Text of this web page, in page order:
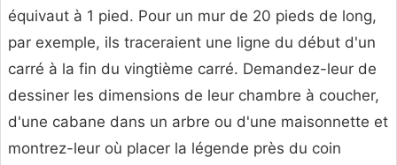
équivaut à 1 pied. Pour un mur de 20 pieds de long,
par exemple, ils traceraient une ligne du début d'un
carré à la fin du vingtième carré. Demandez-leur de
dessiner les dimensions de leur chambre à coucher,
d'une cabane dans un arbre ou d'une maisonnette et
montrez-leur où placer la légende près du coin